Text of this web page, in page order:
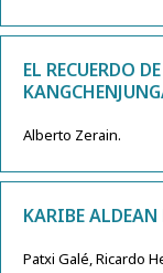
EL RECUERDO
Alberto Zerain.
KARIBE
Patxi Galé, Ricardo